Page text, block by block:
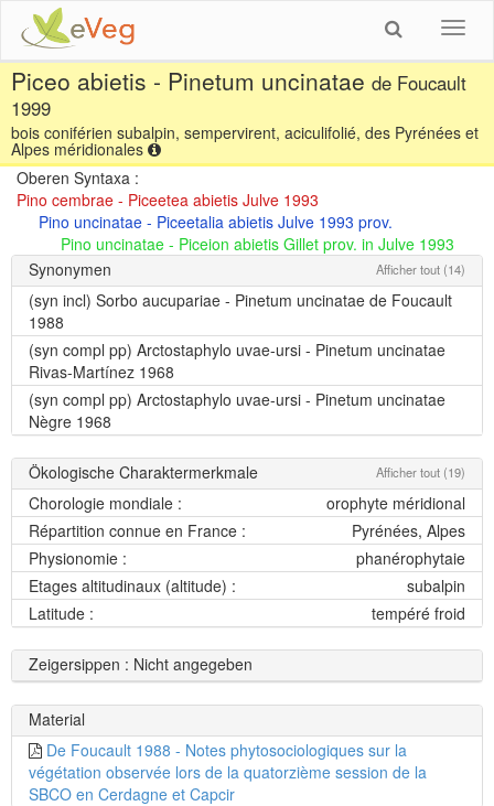
Piceo abietis - Pinetum uncinatae de Foucault
1999
bois coniférien subalpin, sempervirent, aciculifolié, des Pyrénées et
Alpes méridionales
Oberen Syntaxa :
Pino cembrae - Piceetea abietis Julve 1993
Pino uncinatae - Piceetalia abietis Julve 1993 prov.
Pino uncinatae - Piceion abietis Gillet prov. in Julve 1993
Synonymen
Afficher tout (14)
(syn incl) Sorbo aucupariae - Pinetum uncinatae de Foucault
1988
(syn compl pp) Arctostaphylo uvae-ursi - Pinetum uncinatae
Rivas-Martínez 1968
(syn compl pp) Arctostaphylo uvae-ursi - Pinetum uncinatae
Nègre 1968
Ökologische Charaktermerkmale Afficher tout (19)
Chorologie mondiale :
orophyte méridional
Répartition connue en France :
Pyrénées, Alpes
Physionomie :
phanérophytaie
Etages altitudinaux (altitude) :
subalpin
Latitude :
tempéré froid
Zeigersippen : Nicht angegeben
Material
De Foucault 1988 - Notes phytosociologiques sur la
végétation observée lors de la quatorzième session de la
SBCO en Cerdagne et Capcir